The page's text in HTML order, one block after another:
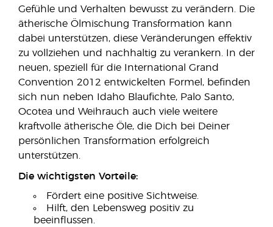
Gefühle und Verhalten bewusst zu verändern. Die
ätherische Ölmischung Transformation kann
dabei unterstützen, diese Veränderungen effektiv
zu vollziehen und nachhaltig zu verankern. In der
neuen, speziell für die International Grand
Convention 2012 entwickelten Formel, befinden
sich nun neben Idaho Blaufichte, Palo Santo,
Ocotea und Weihrauch auch viele weitere
kraftvolle ätherische Öle, die Dich bei Deiner
persönlichen Transformation erfolgreich
unterstützen.
Die wichtigsten Vorteile:
Fördert eine positive Sichtweise.
Hilft, den Lebensweg positiv zu
beeinflussen.